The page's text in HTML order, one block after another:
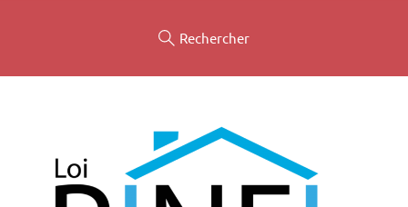
Rechercher